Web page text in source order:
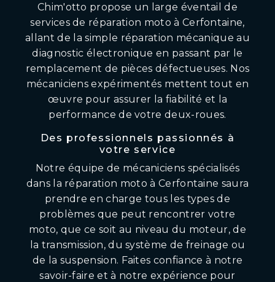
Chim'otto propose un large éventail de
services de réparation moto à Cerfontaine,
allant de la simple réparation mécanique au
diagnostic électronique en passant par le
remplacement de pièces défectueuses. Nos
mécaniciens expérimentés mettent tout en
œuvre pour assurer la fiabilité et la
performance de votre deux-roues.
Des professionnels passionnés à
votre service
Notre équipe de mécaniciens spécialisés
dans la réparation moto à Cerfontaine saura
prendre en charge tous les types de
problèmes que peut rencontrer votre
moto, que ce soit au niveau du moteur, de
la transmission, du système de freinage ou
de la suspension. Faites confiance à notre
savoir-faire et à notre expérience pour